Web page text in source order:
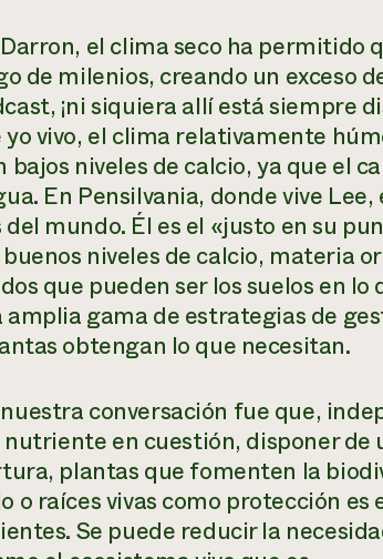
el clima seco ha permitido
de milenios, creando un exceso
¡ni siquiera allí está siempre
vivo, el clima relativamente
niveles de calcio, ya que el
En Pensilvania, donde vive
mundo. Él es el «justo en su
niveles de calcio, materia
que pueden ser los suelos en lo
amplia gama de estrategias de
obtengan lo que necesitan.
conversación fue que,
en cuestión, disponer de
plantas que fomenten la
raíces vivas como protección es
Se puede reducir la